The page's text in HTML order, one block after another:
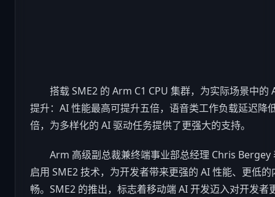
搭载 SME2 的 Arm C1 CPU 集群，为实际场景中的
提升：AI 性能最高可提升五倍，语音类工作负载延迟降
倍，为多样化的 AI 驱动任务提供了更强大的支持。
Arm 高级副总裁兼终端事业部总经理 Chris Bergey
启用 SME2 技术，为开发者带来更强的 AI 性能、更低
畅。SME2 的推出，标志着移动端 AI 开发迈入对开发者